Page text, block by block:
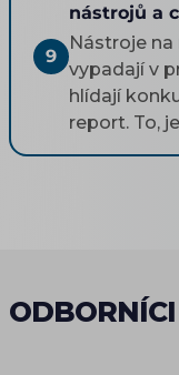
9
nástrojů a
Nástroje
vypadají v
hlídají
report. To,